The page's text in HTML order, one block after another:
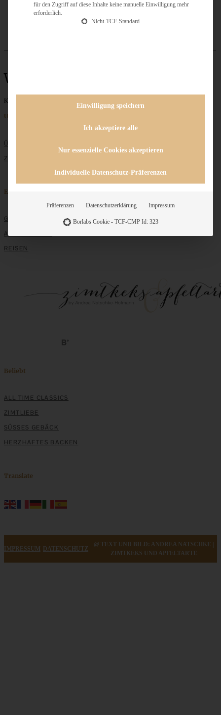
Weihnachtsplä
Keine Beiträge gefunden
Unternehmen
ÜBER MICH
ZUSAMMENARBEIT
Entdecken
GRUNDLAGEN
ALLE REZEPTE
REISEN
Beliebt
ALL TIME CLASSICS
ZIMTLIEBE
SÜSSES GEBÄCK
HERZHAFTES BACKEN
Translate
IMPRESSUM DATENSCHUTZ
@ TEXT UND BILD: ANDREA NATSCHKE |
ZIMTKEKS UND APFELTARTE
für den Zugriff auf diese Inhalte keine manuelle Einwilligung mehr
erforderlich.
Nicht-TCF-Standard
Einwilligung speichern
Ich akzeptiere alle
Nur essenzielle Cookies akzeptieren
Individuelle Datenschutz-Präferenzen
Präferenzen Datenschutzerklärung Impressum
Borlabs Cookie - TCF-CMP Id: 323